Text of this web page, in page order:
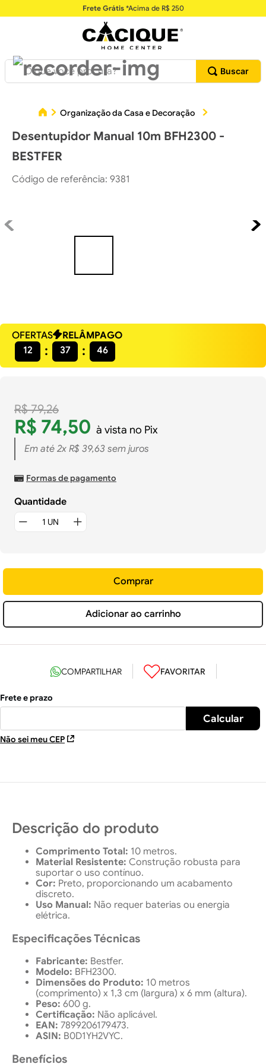
Frete Grátis*Acima de R$ 250
O que você procura?
Organização da Casa e Decoração
Desentupidor Manual 10m BFH2300 -
BESTFER
Código de referência: 9381
OFERTAS
RELÂMPAGO
12
37 46
R$ 79,26
R$ 74,50 à vista no Pix
Em até 2x R$ 39,63sem juros
Formas de pagamento
Quantidade
Adicionar ao carrinho
Comprar
Não sei meu CEP
Descrição do produto
Comprimento Total: 10 metros.
Material Resistente: Construção robusta para
suportar o uso contínuo.
Cor: Preto, proporcionando um acabamento
discreto.
Uso Manual: Não requer baterias ou energia
elétrica.
Especificações Técnicas
Fabricante: Bestfer.
Modelo: BFH2300.
Dimensões do Produto: 10 metros
(comprimento) x 1,3 cm (largura) x 6 mm (altura).
Peso: 600 g.
Certificação: Não aplicável.
EAN: 7899206179473.
ASIN: B0D1YH2VYC.
Benefícios